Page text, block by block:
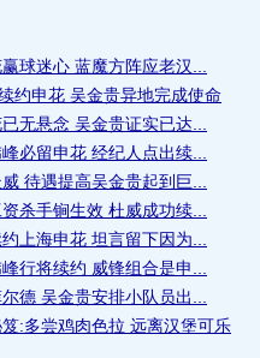
球迷心 蓝魔方阵应老汉...
约申花 吴金贵异地完成使命
无悬念 吴金贵证实已达...
必留申花 经纪人点出续...
待遇提高吴金贵起到巨...
杀手锏生效 杜威成功续...
上海申花 坦言留下因为...
行将续约 威锋组合是申...
德 吴金贵安排小队员出...
:多尝鸡肉色拉 远离汉堡可乐